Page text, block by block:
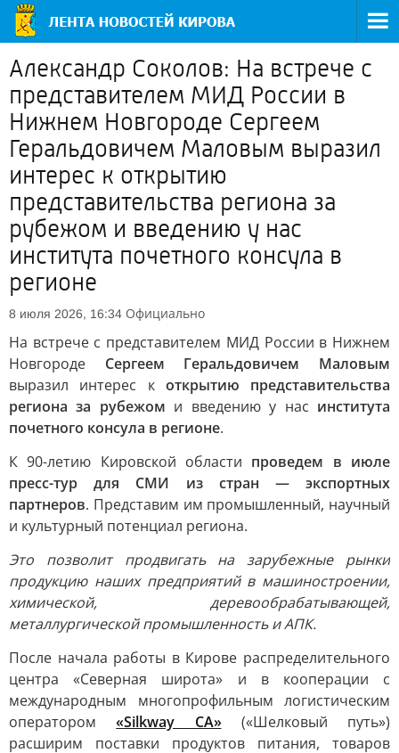
Александр Соколов: На встрече с
представителем МИД России в
Нижнем Новгороде Сергеем
Геральдовичем Маловым выразил
интерес к открытию
представительства региона за
рубежом и введению у нас
института почетного консула в
регионе
8 июля 2026, 16:34 Официально
На встрече с представителем МИД России в Нижнем
Новгороде Сергеем Геральдовичем Маловым
выразил интерес к открытию представительства
региона за рубежом и введению у нас института
почетного консула в регионе.
К 90-летию Кировской области проведем в июле
пресс-тур для СМИ из стран — экспортных
партнеров. Представим им промышленный, научный
и культурный потенциал региона.
Это позволит продвигать на зарубежные рынки
продукцию наших предприятий в машиностроении,
химической, деревообрабатывающей,
металлургической промышленность и АПК.
После начала работы в Кирове распределительного
центра «Северная широта» и в кооперации с
международным многопрофильным логистическим
оператором«Silkway CA»(«Шелковый путь»)
расширим поставки продуктов питания, товаров